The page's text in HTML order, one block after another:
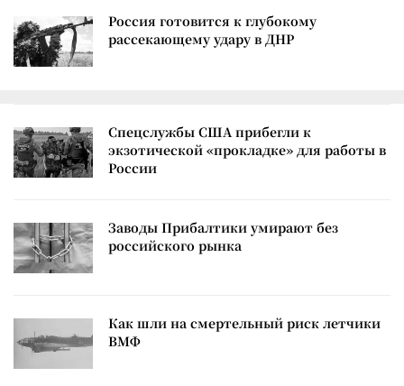
Россия готовится к глубокому
рассекающему удару в ДНР
Спецслужбы США прибегли к
экзотической «прокладке» для работы в
России
Заводы Прибалтики умирают без
российского рынка
Как шли на смертельный риск летчики
ВМФ